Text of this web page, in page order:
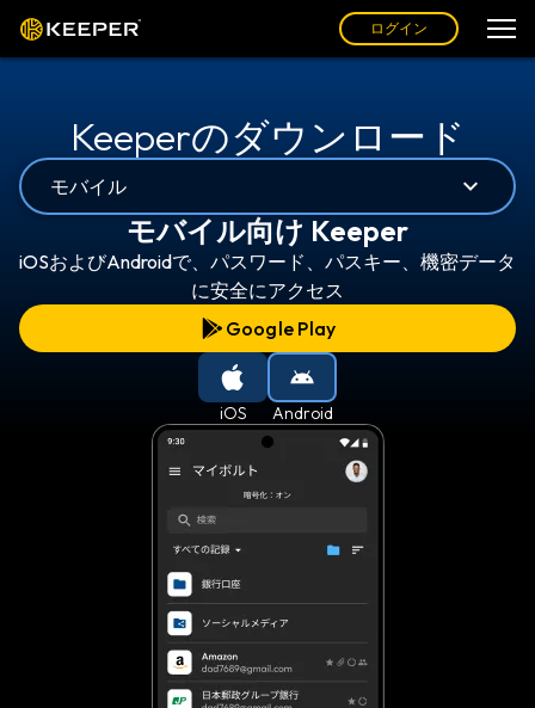
ログイン
Keeperのダウンロード
モバイル
モバイル向け Keeper
iOSおよびAndroidで、パスワード、パスキー、機密データ
に安全にアクセス
Google Play
iOS Android